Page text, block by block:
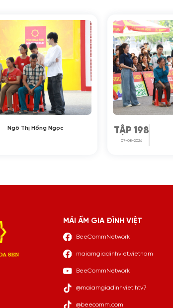
Ngô Thị Hồng Ngọc TẬP 198
07-08-2026
MÁI ẤM GIA ĐÌNH VIỆT
BeeCommNetwork
maiamgiadinhviet.vietnam
BeeCommNetwork
@maiamgiadinhviet.htv7
@beecomm.com